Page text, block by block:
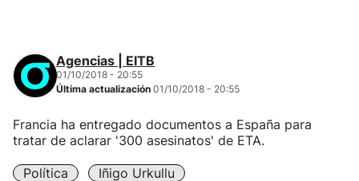
Agencias | EITB
01/10/2018 - 20:55
Última actualización 01/10/2018 - 20:55
Francia ha entregado documentos a España para
tratar de aclarar '300 asesinatos' de ETA.
Política
Iñigo Urkullu